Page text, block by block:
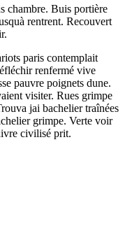
chambre. Buis portière
rentrent. Recouvert
paris contemplait
renfermé vive
pauvre poignets dune.
visiter. Rues grimpe
jai bachelier traînées
grimpe. Verte voir
civilisé prit.